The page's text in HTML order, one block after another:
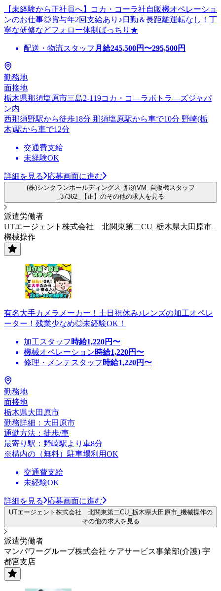
【未経験から正社員へ】コカ・コーラ社自販機オペレーショ
ンのお仕事◎賞与年2回支給あり♪日勤＆長距離運転なし！丁
寧な研修などフォロー体制ばっちり★
配送・物流スタッフ 月給245,500円〜295,500円
勤務地
面接地
栃木県那須塩原市三島2-119コカ・コ―ラボトラ―ズジャパ
ン内
西那須野駅から徒歩18分 那須塩原駅から車で10分 野崎(栃
木)駅から車で12分
交通費支給
未経験OK
詳細を見る 応募画面に進む
(株)シンクランホールディングス_那須VM_自販機スタッフ
_37362_【正】のその他の求人を見る
派遣労働者
UTエージェント株式会社 北関東第二CU_栃木県大田原市_
機械操作
有名大手カメラメーカー！土日祝休み♪レンズの加工オペレ
ーター！残業少なめ◎未経験OK！
加工スタッフ 時給1,220円〜
機械オペレーション時給1,220円〜
修理・メンテスタッフ 時給1,220円〜
勤務地
面接地
栃木県大田原市
勤務詳細：大田原市
通勤方法：徒歩/車
最寄り駅：野崎駅より車8分
※構内の（無料）駐車場利用OK
交通費支給
未経験OK
詳細を見る 応募画面に進む
UTエージェント株式会社 北関東第二CU_栃木県大田原市_機械操作の
その他の求人を見る
派遣労働者
マンパワーグループ株式会社 ケアサービス事業部(介護) 宇
都宮支店